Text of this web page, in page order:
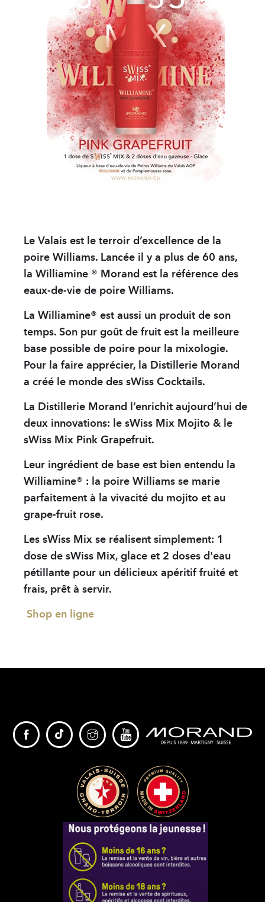
Deutsch
English
Le Valais est le terroir d’excellence de la
poire Williams. Lancée il y a plus de 60 ans,
la Williamine ® Morand est la référence des
eaux-de-vie de poire Williams.
La Williamine® est aussi un produit de son
temps. Son pur goût de fruit est la meilleure
base possible de poire pour la mixologie.
Pour la faire apprécier, la Distillerie Morand
a créé le monde des sWiss Cocktails.
La Distillerie Morand l’enrichit aujourd’hui de
deux innovations: le sWiss Mix Mojito & le
sWiss Mix Pink Grapefruit.
Leur ingrédient de base est bien entendu la
Williamine® : la poire Williams se marie
parfaitement à la vivacité du mojito et au
grape-fruit rose.
Les sWiss Mix se réalisent simplement: 1
dose de sWiss Mix, glace et 2 doses d'eau
pétillante pour un délicieux apéritif fruité et
frais, prêt à servir.
Shop en ligne